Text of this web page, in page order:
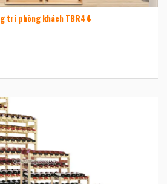
trí phòng khách TBR44